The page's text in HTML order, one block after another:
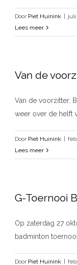
Door Piet Huinink | juli
Lees meer
Van de
Van de voorzitter:
weer over de helft
Door Piet Huinink |
Lees meer
G-Toernooi
Op zaterdag 27
badminton
Door Piet Huinink |